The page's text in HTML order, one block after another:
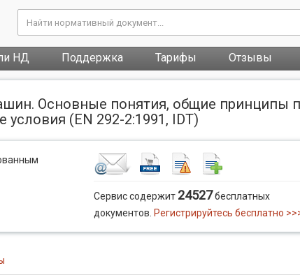
НД Поддержка Тарифы Отзывы
Основные понятия, общие принципы
(EN 292-2:1991, IDT)
Сервис содержит 24527бесплатных
документов. Регистрируйтесь бесплатно